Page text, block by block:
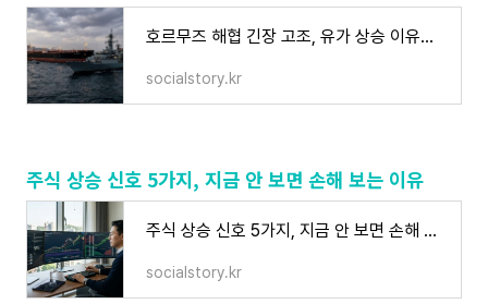
호르무즈 해협 긴장 고조, 유가 상승 이유와 증시 영향 총정리 (미국 이란 선박 나포 2026)
socialstory.kr
주식 상승 신호 5가지, 지금 안 보면 손해 보는 이유
주식 상승 신호 5가지, 지금 안 보면 손해 보는 이유
socialstory.kr